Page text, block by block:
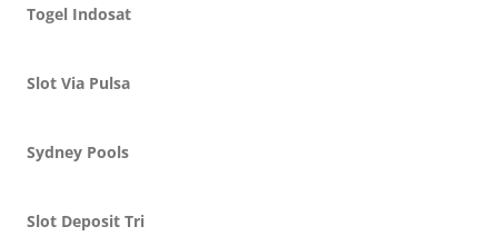
Togel Indosat
Slot Via Pulsa
Sydney Pools
Slot Deposit Tri